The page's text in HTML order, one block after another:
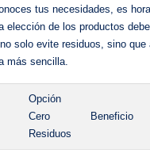
tus necesidades, es
elección de los productos
solo evite residuos, sino que
más sencilla.
Opción
Cero
Residuos
Beneficio